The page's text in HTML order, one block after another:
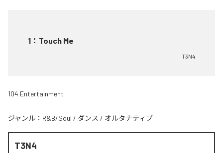
1 ： Touch Me
T3N4
104 Entertainment
ジャンル： R&B/Soul / ダンス / オルタナティブ
T3N4